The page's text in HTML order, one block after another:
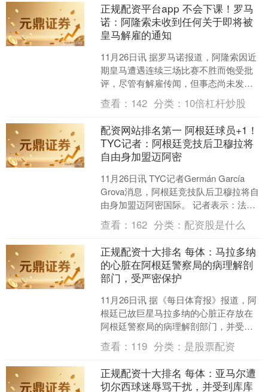
正规配资平台app 不会下课！罗马
诺：阿隆索未收到任何关于即将被
皇马解雇的通知
11月26日讯 据罗马诺报道，阿隆索因近
期皇马遭遇连续三场比赛不胜而饱受批
评，尽管有解雇传闻，但事态尚未发展
到这一地步。 阿隆索仍在为皇马努力工
作，他很清楚球队....
查看： 142 分类： 10倍杠杆炒股
配资网站排名第一 阿根廷球员+1！
TYC记者：阿根廷竞技后卫穆拉将
自由身加盟迈阿密
11月26日讯 TYC记者Germán García
Grova消息，阿根廷竞技队后卫穆拉将自
由身加盟迈阿密国际。 记者表示：法昆
多·穆拉接近加盟国际迈阿密，将....
查看： 162 分类： 配资股是什么
正规配资十大排名 每体：马拉多纳
的心脏在阿根廷警察局的病理解剖
部门，受严密保护
11月26日讯 据《每日体育报》报道，阿
根廷已故巨星马拉多纳的心脏正存放在
阿根廷警察局的病理解剖部门，并受到
了严密的保护。 马拉多纳去世至今已有
五年，但关于他的....
查看： 119 分类： 是股票配资
正规配资十大排名 每体：亚马尔遭
切尔西球迷辱骂干扰，并受到库库